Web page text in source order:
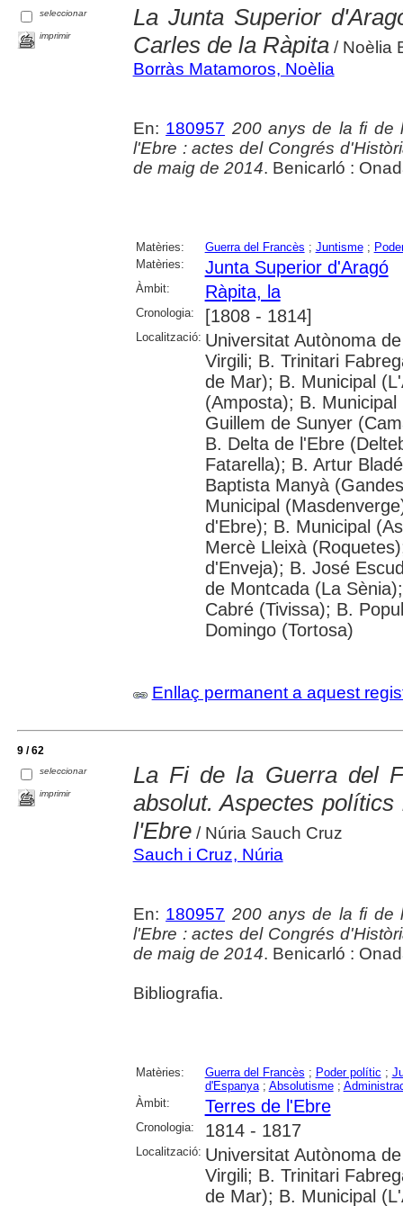
seleccionar
imprimir
La Junta Superior
Carles de la Ràpita/ Noèlia
Borràs Matamoros, Noèlia
En: 180957 200 anys de la fi de
l'Ebre : actes del Congrés
de maig de 2014. Benicarló :
Matèries: Guerra del Francès ; Juntisme;
Matèries:
Junta Superior d'Aragó
Àmbit: Ràpita, la
Cronologia: [1808 - 1814]
Localització: Universitat Autònoma
Virgili; B. Trinitari
de Mar); B. Municipal
(Amposta); B.
Guillem de Sunyer
B. Delta de l'Ebre
Fatarella); B. Artur
Baptista Manyà
Municipal
d'Ebre); B. Municipal
Mercè Lleixà
d'Enveja); B. José
de Montcada (La
Cabré (Tivissa); B.
Domingo (Tortosa)
Enllaç permanent a aquest
9 / 62
seleccionar
imprimir
La Fi de la Guerra del
absolut. Aspectes
l'Ebre/ Núria Sauch Cruz
Sauch i Cruz, Núria
En: 180957 200 anys de la fi de
l'Ebre : actes del Congrés
de maig de 2014. Benicarló :
Bibliografia.
Matèries: Guerra del Francès ; Poder polític ;
d'Espanya; Absolutisme;
Àmbit:
Terres de l'Ebre
Cronologia: 1814 - 1817
Localització: Universitat Autònoma
Virgili; B. Trinitari
de Mar); B. Municipal